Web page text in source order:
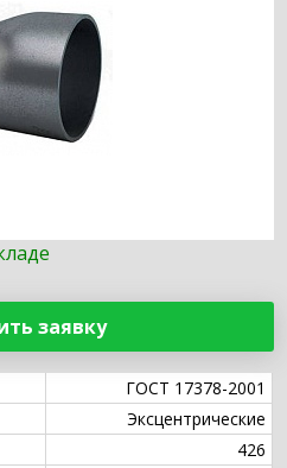
заявку
ГОСТ 17378-2001
Эксцентрические
426